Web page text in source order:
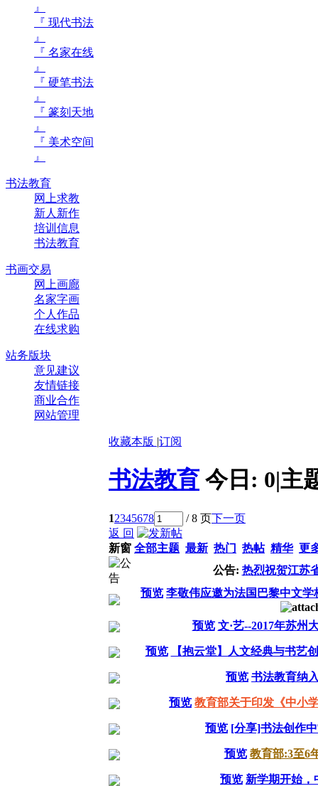
』
『 现代书法
』
『 名家在线
』
『 硬笔书法
』
『 篆刻天地
』
『 美术空间
』
书法教育
网上求教
新人新作
培训信息
书法教育
书画交易
网上画廊
名家字画
个人作品
在线求购
站务版块
意见建议
友情链接
商业合作
网站管理
收藏本版 |订阅
书法教育 今日: 0|主
12345678 / 8 页下一页
返 回
新窗 全部主题 最新 热门 热帖 精华 更
公告: 热烈祝贺江苏
预览 李敬伟应邀为法国巴黎中文
预览 文·艺--2017年苏州
预览 【抱云堂】人文经典与书艺
预览 书法教育纳
预览 教育部关于印发《中小
预览 [分享]书法创作
预览 教育部:3至6
预览 新学期开始，